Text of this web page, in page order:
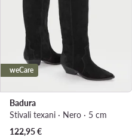
weCare
Badura
Stivali texani · Nero · 5 cm
122,95€